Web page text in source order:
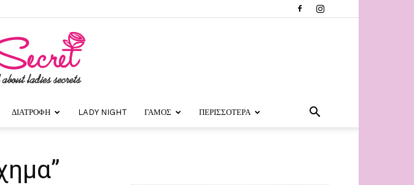
ΔΙΑΤΡΟΦΗ LADY NIGHT ΓΑΜΟΣ ΠΕΡΙΣΣΟΤΕΡΑ